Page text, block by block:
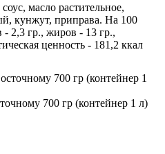
масло растительное,
кунжут, приправа. На 100
- 2,3 гр., жиров - 13 гр.,
ценность - 181,2 ккал
700 гр (контейнер 1 л)